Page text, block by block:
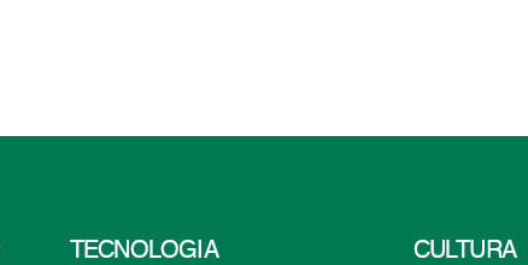
TECNOLOGÍA CULTURA